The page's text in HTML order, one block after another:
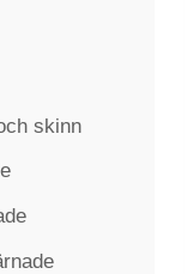
skinn